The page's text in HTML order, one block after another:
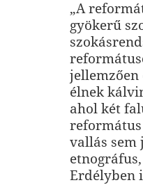
„A
gyökerű
élnek
ahol két
vallás sem
Erdélyben